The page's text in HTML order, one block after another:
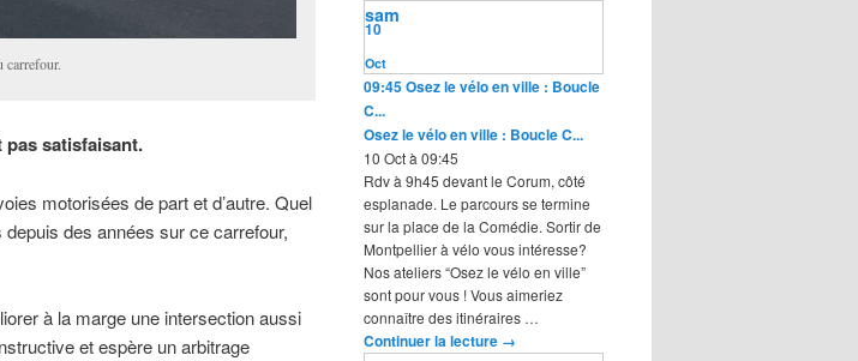
carrefour.
pas satisfaisant.
motorisées de part et d’autre. Quel
des années sur ce carrefour,
à la marge une intersection aussi
et espère un arbitrage
Oct
10
sam
09:45Osez le vélo en ville : Boucle
C...
Osez le vélo en ville : Boucle C...
10 Oct à 09:45
Rdv à 9h45 devant le Corum, côté
esplanade. Le parcours se termine
sur la place de la Comédie. Sortir de
Montpellier à vélo vous intéresse?
Nos ateliers “Osez le vélo en ville”
sont pour vous ! Vous aimeriez
connaître des itinéraires …
Continuer la lecture →